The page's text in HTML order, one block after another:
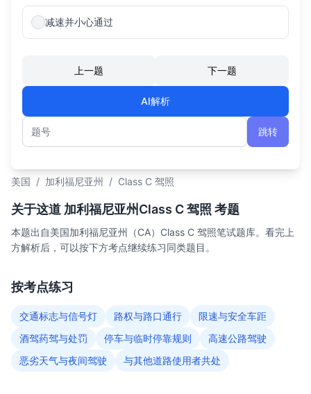
减速并小心通过
上一题 下一题
AI解析
题号
跳转
美国 / 加利福尼亚州 / Class C 驾照
关于这道 加利福尼亚州Class C 驾照 考题
本题出自美国加利福尼亚州（CA）Class C 驾照笔试题库。看完上
方解析后，可以按下方考点继续练习同类题目。
按考点练习
交通标志与信号灯 路权与路口通行
限速与安全车距
酒驾药驾与处罚
停车与临时停靠规则
高速公路驾驶
恶劣天气与夜间驾驶
与其他道路使用者共处